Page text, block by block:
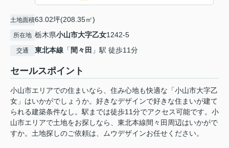
土地面積63.02坪(208.35㎡)
所在地 栃木県小山市大字乙女1242-5
交通 東北本線 「 間々田 」駅 徒歩11分
セールスポイント
小山市エリアでの住まいなら、住み心地も快適な「小山市大字乙
女」はいかがでしょうか。好きなデザインで好きな住まいが建て
られる建築条件なし。駅までは徒歩11分でアクセス可能です。小
山市エリアで土地をお探しなら、東北本線間々田周辺はいかがで
すか。土地探しのご依頼は、ムウデザインお任せください。